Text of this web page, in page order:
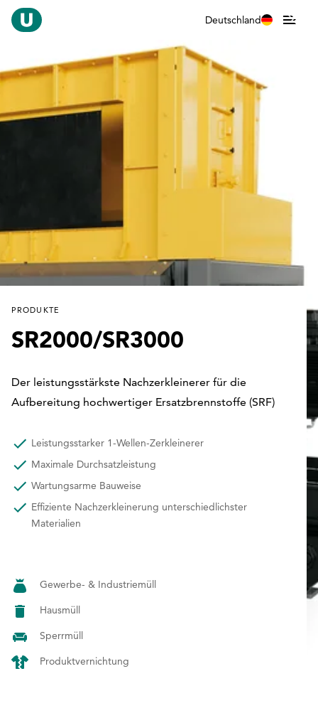
Deutschland
PRODUKTE
SR2000/SR3000
Der leistungsstärkste Nachzerkleinerer für die
Aufbereitung hochwertiger Ersatzbrennstoffe (SRF)
Leistungsstarker 1-Wellen-Zerkleinerer
Maximale Durchsatzleistung
Wartungsarme Bauweise
Effiziente Nachzerkleinerung unterschiedlichster
Materialien
Gewerbe- & Industriemüll
Hausmüll
Sperrmüll
Produktvernichtung